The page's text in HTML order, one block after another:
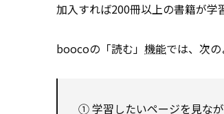
加入すれば200冊以上の書籍が学
boocoの「読む」 機能では、次の
① 学習したいページを見な